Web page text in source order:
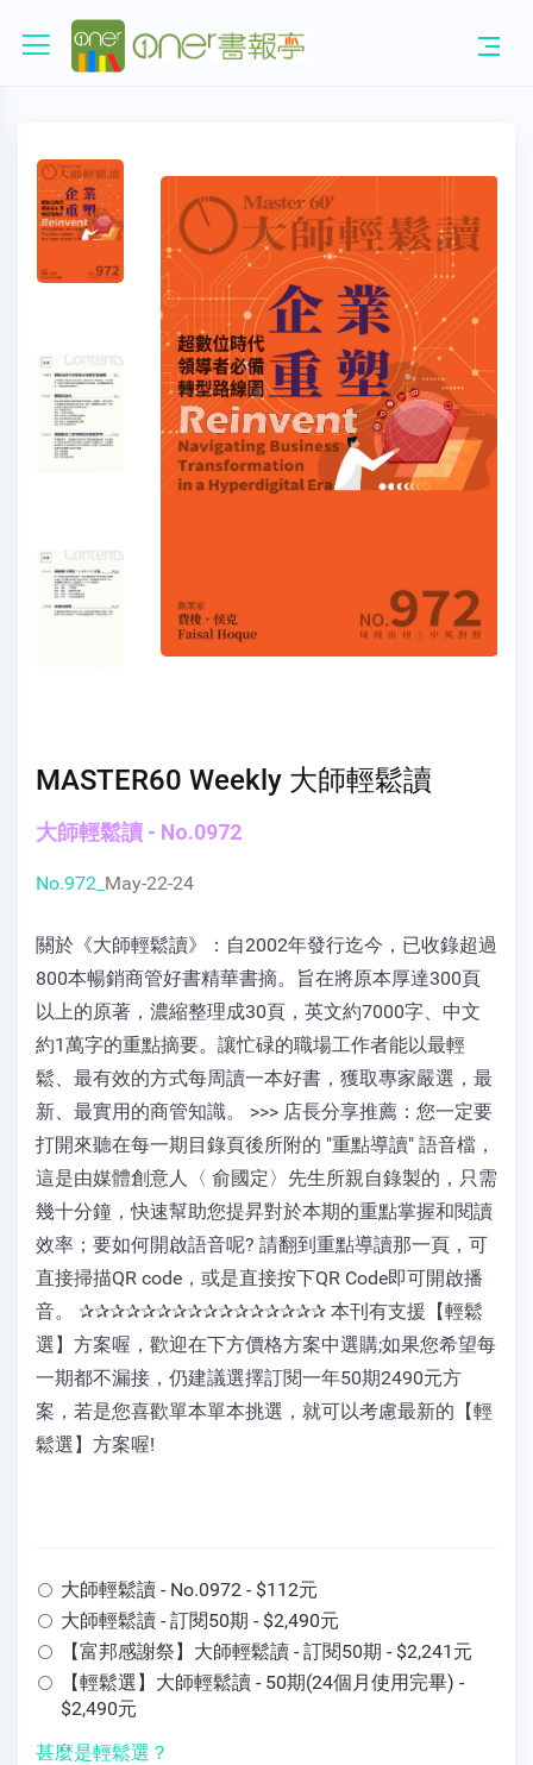
MASTER60 Weekly 大師輕鬆讀
大師輕鬆讀 - No.0972
No.972_ May-22-24
關於《大師輕鬆讀》：自2002年發行迄今，已收錄超過
800本暢銷商管好書精華書摘。旨在將原本厚達300頁
以上的原著，濃縮整理成30頁，英文約7000字、中文
約1萬字的重點摘要。讓忙碌的職場工作者能以最輕
鬆、最有效的方式每周讀一本好書，獲取專家嚴選，最
新、最實用的商管知識。 >>> 店長分享推薦：您一定要
打開來聽在每一期目錄頁後所附的 "重點導讀" 語音檔，
這是由媒體創意人〈 俞國定〉先生所親自錄製的，只需
幾十分鐘，快速幫助您提昇對於本期的重點掌握和閱讀
效率；要如何開啟語音呢? 請翻到重點導讀那一頁，可
直接掃描QR code，或是直接按下QR Code即可開啟播
音。 ✰✰✰✰✰✰✰✰✰✰✰✰✰✰✰✰ 本刊有支援【輕鬆
選】方案喔，歡迎在下方價格方案中選購;如果您希望每
一期都不漏接，仍建議選擇訂閱一年50期2490元方
案，若是您喜歡單本單本挑選，就可以考慮最新的【輕
鬆選】方案喔!
大師輕鬆讀 - No.0972 - $112元
大師輕鬆讀 - 訂閱50期 - $2,490元
【富邦感謝祭】大師輕鬆讀 - 訂閱50期 - $2,241元
【輕鬆選】大師輕鬆讀 - 50期(24個月使用完畢) -
$2,490元
甚麼是輕鬆選？